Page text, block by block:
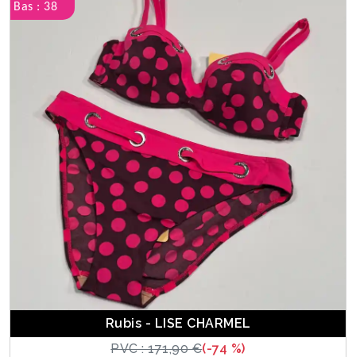
Bas : 38
Rubis - LISE CHARMEL
PVC : 171,90 €(-74 %)